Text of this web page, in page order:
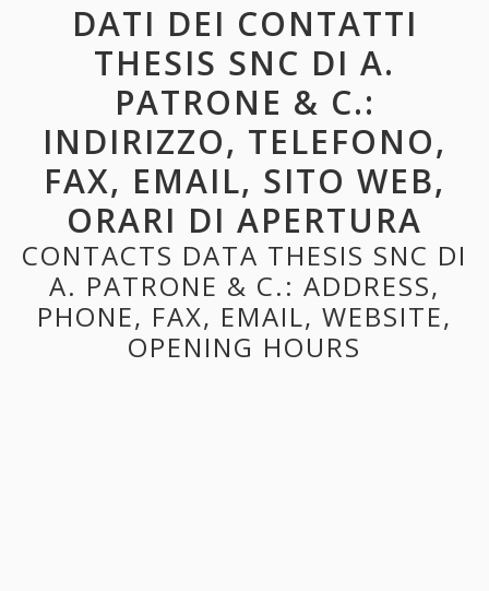
DATI DEI CONTATTI
THESIS SNC DI A.
PATRONE & C.:
INDIRIZZO, TELEFONO,
FAX, EMAIL, SITO WEB,
ORARI DI APERTURA
CONTACTS DATA THESIS SNC DI
A. PATRONE & C.: ADDRESS,
PHONE, FAX, EMAIL, WEBSITE,
OPENING HOURS